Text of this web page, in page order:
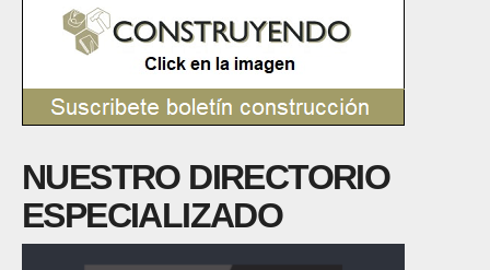
NUESTRO DIRECTORIO
ESPECIALIZADO